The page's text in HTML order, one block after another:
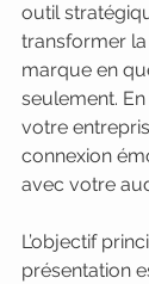
outil
transformer
marque en
seulement.
votre
connexion
avec votre
L’objectif
présentation